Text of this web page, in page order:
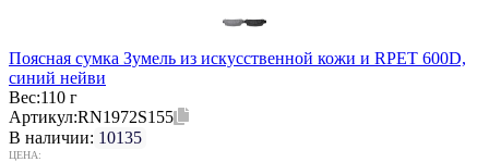
Поясная сумка Зумель из искусственной кожи и RPET 600D,
синий нейви
Вес:110 г
Артикул:RN1972S155
В наличии: 10135
ЦЕНА: